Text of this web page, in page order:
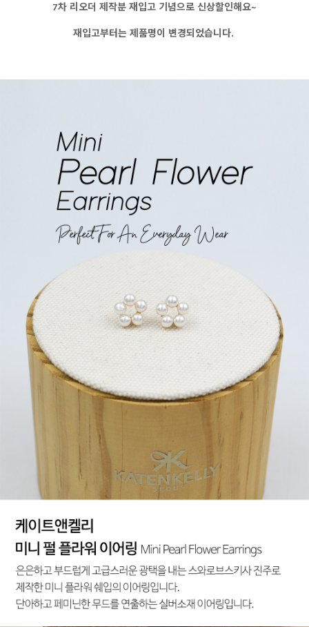
7차 리오더 제작분 재입고 기념으로 신상할인해요~
재입고부터는 제품명이 변경되었습니다.